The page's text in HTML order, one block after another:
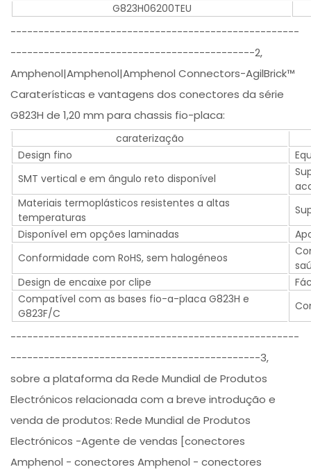
G823H06200TEU
----------------------------------------------------
--------------------------------------------2,
Amphenol|Amphenol|Amphenol Connectors-AgilBrick™
Caraterísticas e vantagens dos conectores da série
G823H de 1,20 mm para chassis fio-placa:
caraterização
Design fino
SMT vertical e em ângulo reto disponível
Materiais termoplásticos resistentes a altas
temperaturas
Disponível em opções laminadas
Conformidade com RoHS, sem halogéneos
Design de encaixe por clipe
Compatível com as bases fio-a-placa G823H e
G823F/C
----------------------------------------------------
---------------------------------------------3,
sobre a plataforma da Rede Mundial de Produtos
Electrónicos relacionada com a breve introdução e
venda de produtos: Rede Mundial de Produtos
Electrónicos -Agente de vendas [conectores
Amphenol - conectores Amphenol - conectores